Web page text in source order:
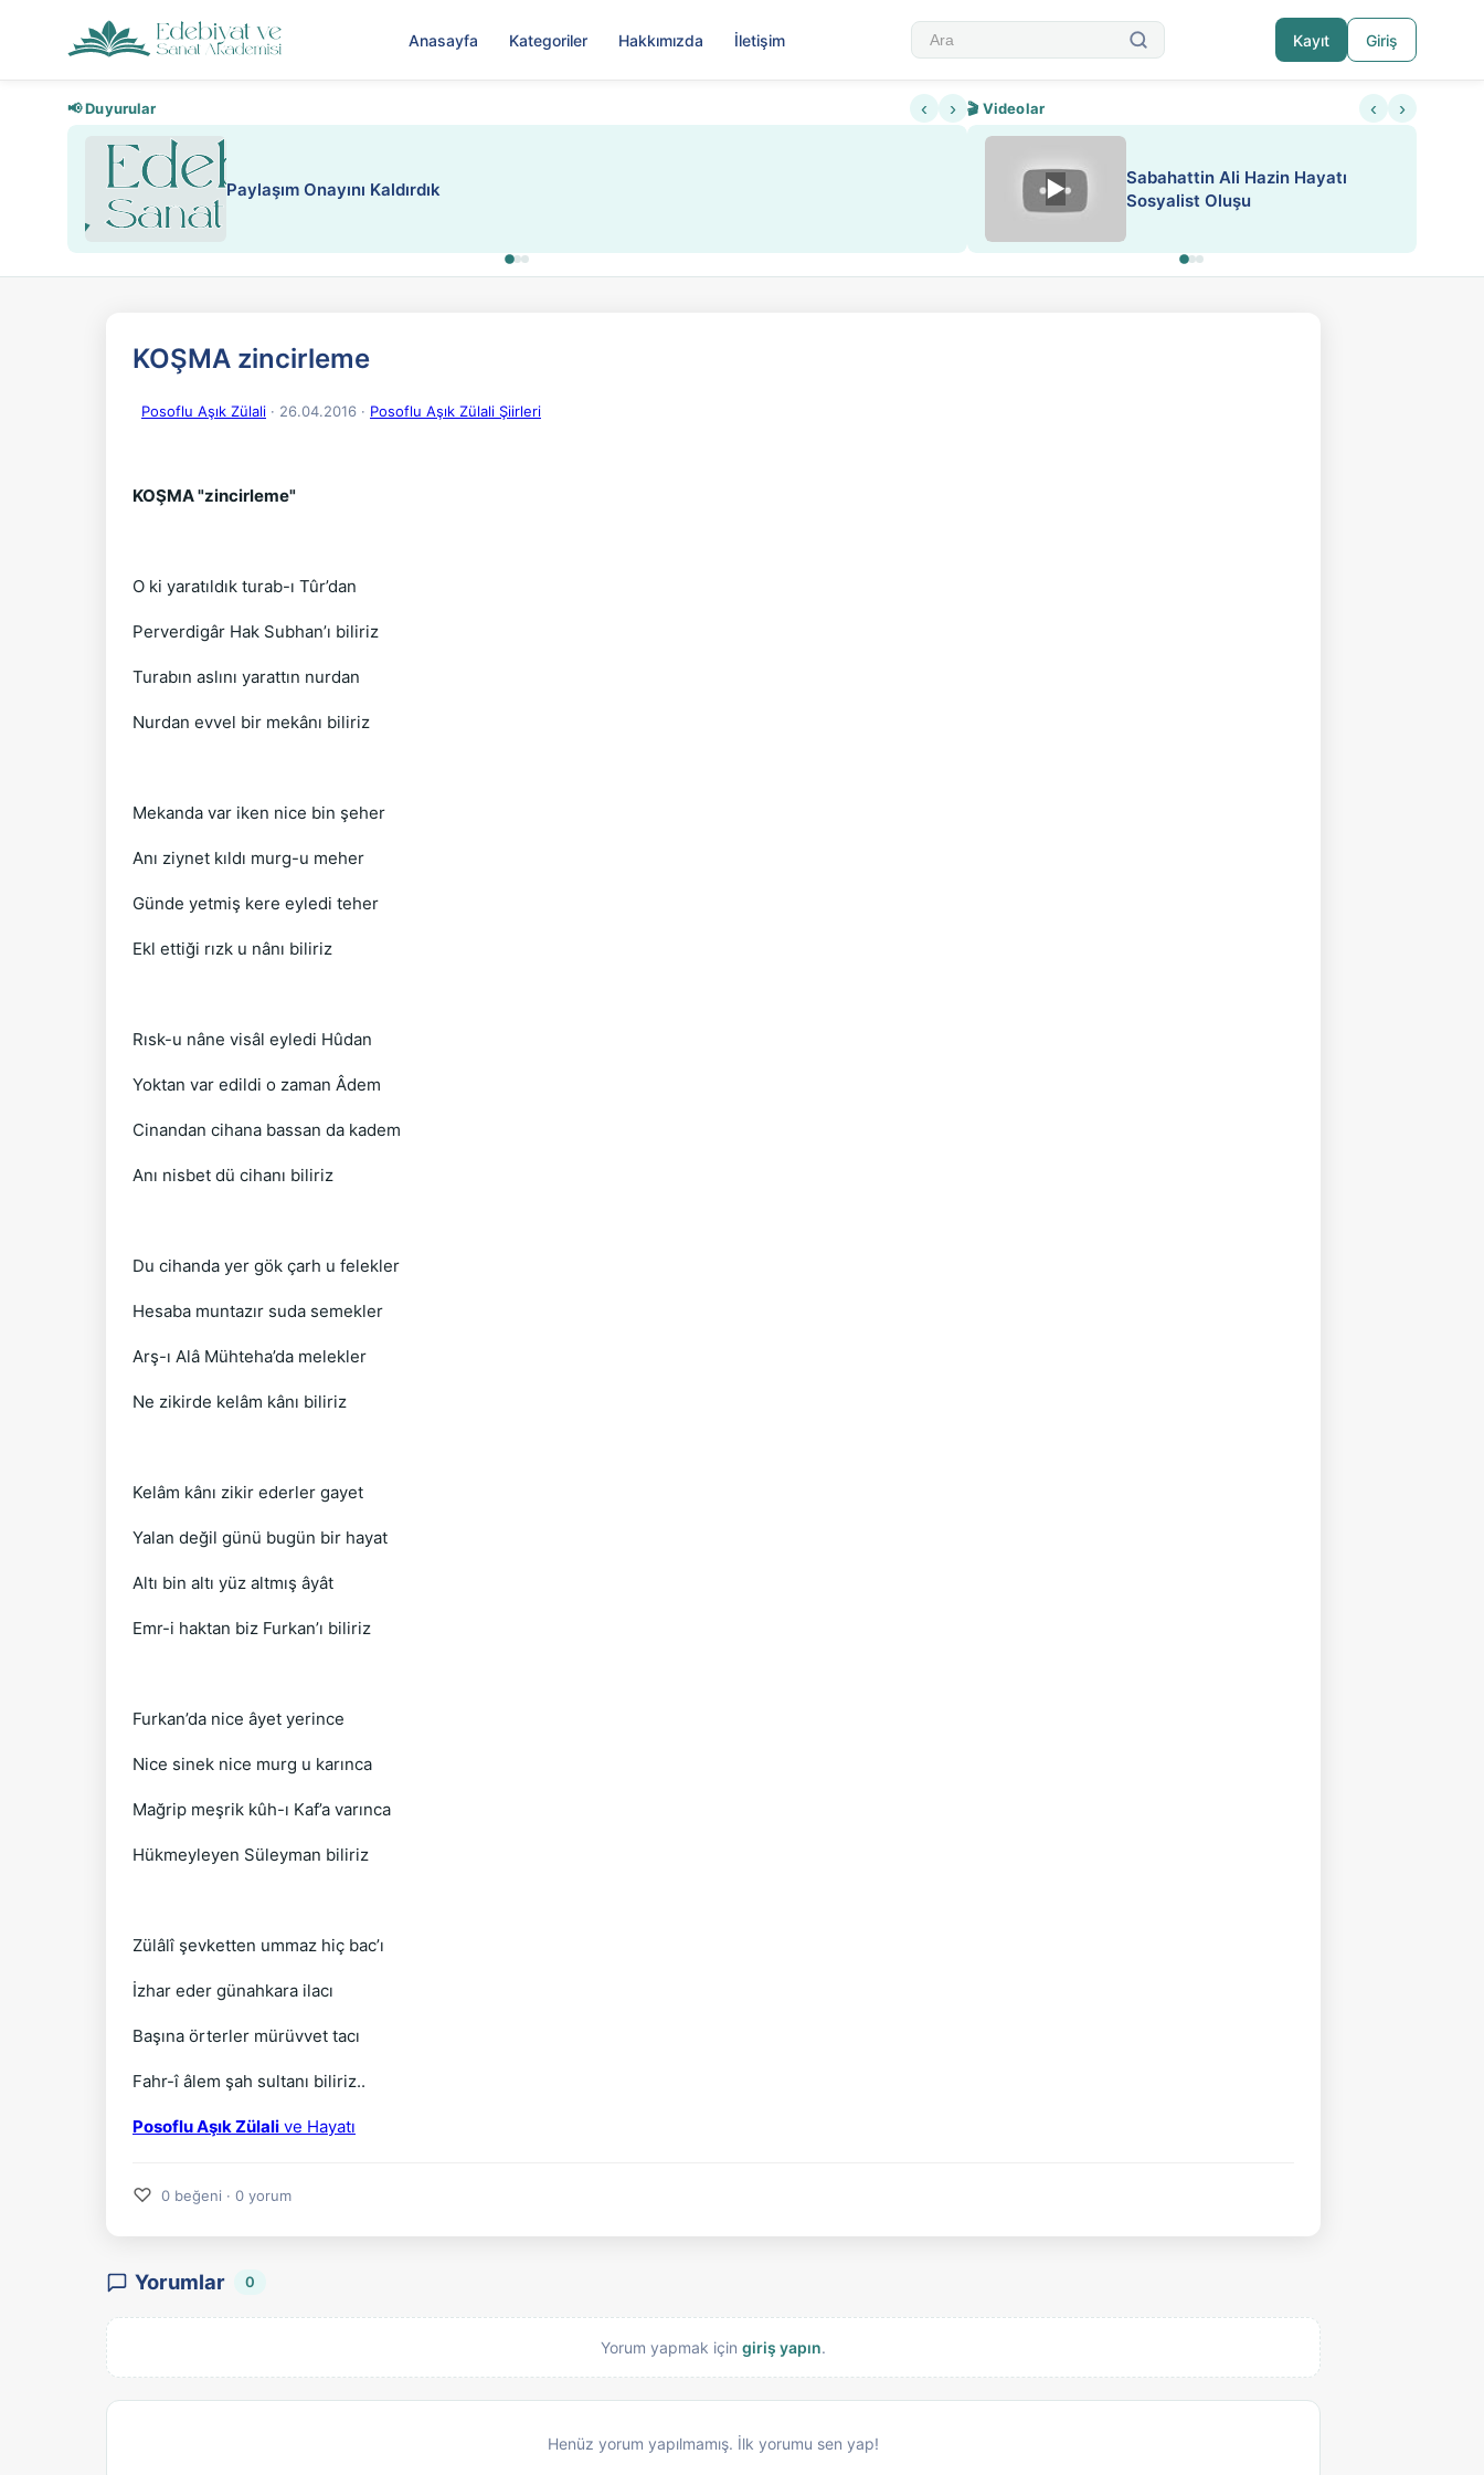
Anasayfa Kategoriler Hakkımızda İletişim Kayıt Giriş
📢 Duyurular ‹ ›
Nadir içeriklere kısıtlama ve kredi sistemi getirildi ESA 'da Sen de Paylaş
🎬 Videolar ‹ ›
▶
ATEŞ YAKMAK KONU ÖZET J.
LONDON
KOŞMA zincirleme
Posoflu Aşık Zülali · 26.04.2016 · Posoflu Aşık Zülali Şiirleri
KOŞMA "zincirleme"
O ki yaratıldık turab-ı Tûr’dan
Perverdigâr Hak Subhan’ı biliriz
Turabın aslını yarattın nurdan
Nurdan evvel bir mekânı biliriz
Mekanda var iken nice bin şeher
Anı ziynet kıldı murg-u meher
Günde yetmiş kere eyledi teher
Ekl ettiği rızk u nânı biliriz
Rısk-u nâne visâl eyledi Hûdan
Yoktan var edildi o zaman Âdem
Cinandan cihana bassan da kadem
Anı nisbet dü cihanı biliriz
Du cihanda yer gök çarh u felekler
Hesaba muntazır suda semekler
Arş-ı Alâ Mühteha’da melekler
Ne zikirde kelâm kânı biliriz
Kelâm kânı zikir ederler gayet
Yalan değil günü bugün bir hayat
Altı bin altı yüz altmış âyât
Emr-i haktan biz Furkan’ı biliriz
Furkan’da nice âyet yerince
Nice sinek nice murg u karınca
Mağrip meşrik kûh-ı Kaf’a varınca
Hükmeyleyen Süleyman biliriz
Zülâlî şevketten ummaz hiç bac’ı
İzhar eder günahkara ilacı
Başına örterler mürüvvet tacı
Fahr-î âlem şah sultanı biliriz..
Posoflu Aşık Zülali ve Hayatı
♡ 0 beğeni · 0 yorum
Yorumlar 0
Yorum yapmak için giriş yapın.
Henüz yorum yapılmamış. İlk yorumu sen yap!